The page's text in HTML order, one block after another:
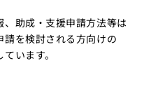
助成・支援申請方法等は
請を検討される方向けの
います。